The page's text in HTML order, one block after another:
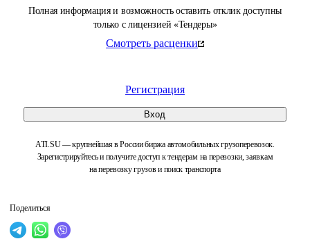
Полная информация и возможность оставить отклик доступны
только с лицензией «Тендеры»
Смотреть расценки
Регистрация
Вход
ATI.SU — крупнейшая в России биржа автомобильных грузоперевозок.
Зарегистрируйтесь и получите доступ к тендерам на перевозки, заявкам
на перевозку грузов и поиск транспорта
Поделиться